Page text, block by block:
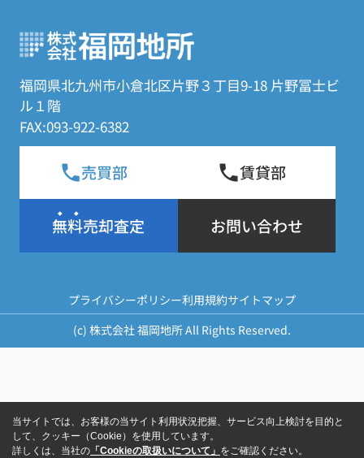
福岡県北九州市小倉北区片野３丁目9-18 片野冨士ビ
ル１階
FAX:093-922-6382
売買部 賃貸部
無料売却査定 お問い合わせ
プライバシーポリシー利用規約サイトマップ
(c) 株式会社 福岡地所 All Rights Reserved.
当サイトでは、お客様の当サイト利用状況把握、サービス向上検討を目的と
して、クッキー（Cookie）を使用しています。
詳しくは、当社の 「Cookieの取扱いについて」 をご確認ください。